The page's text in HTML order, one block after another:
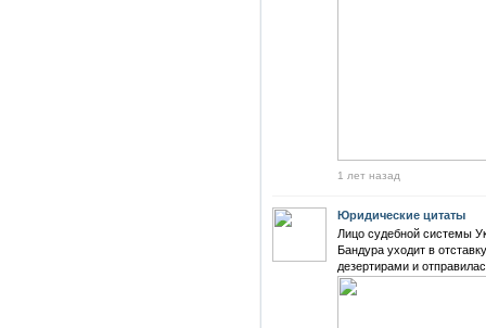
1 лет назад
Юридические цитаты
Лицо судебной системы
Бандура уходит в
дезертирами и